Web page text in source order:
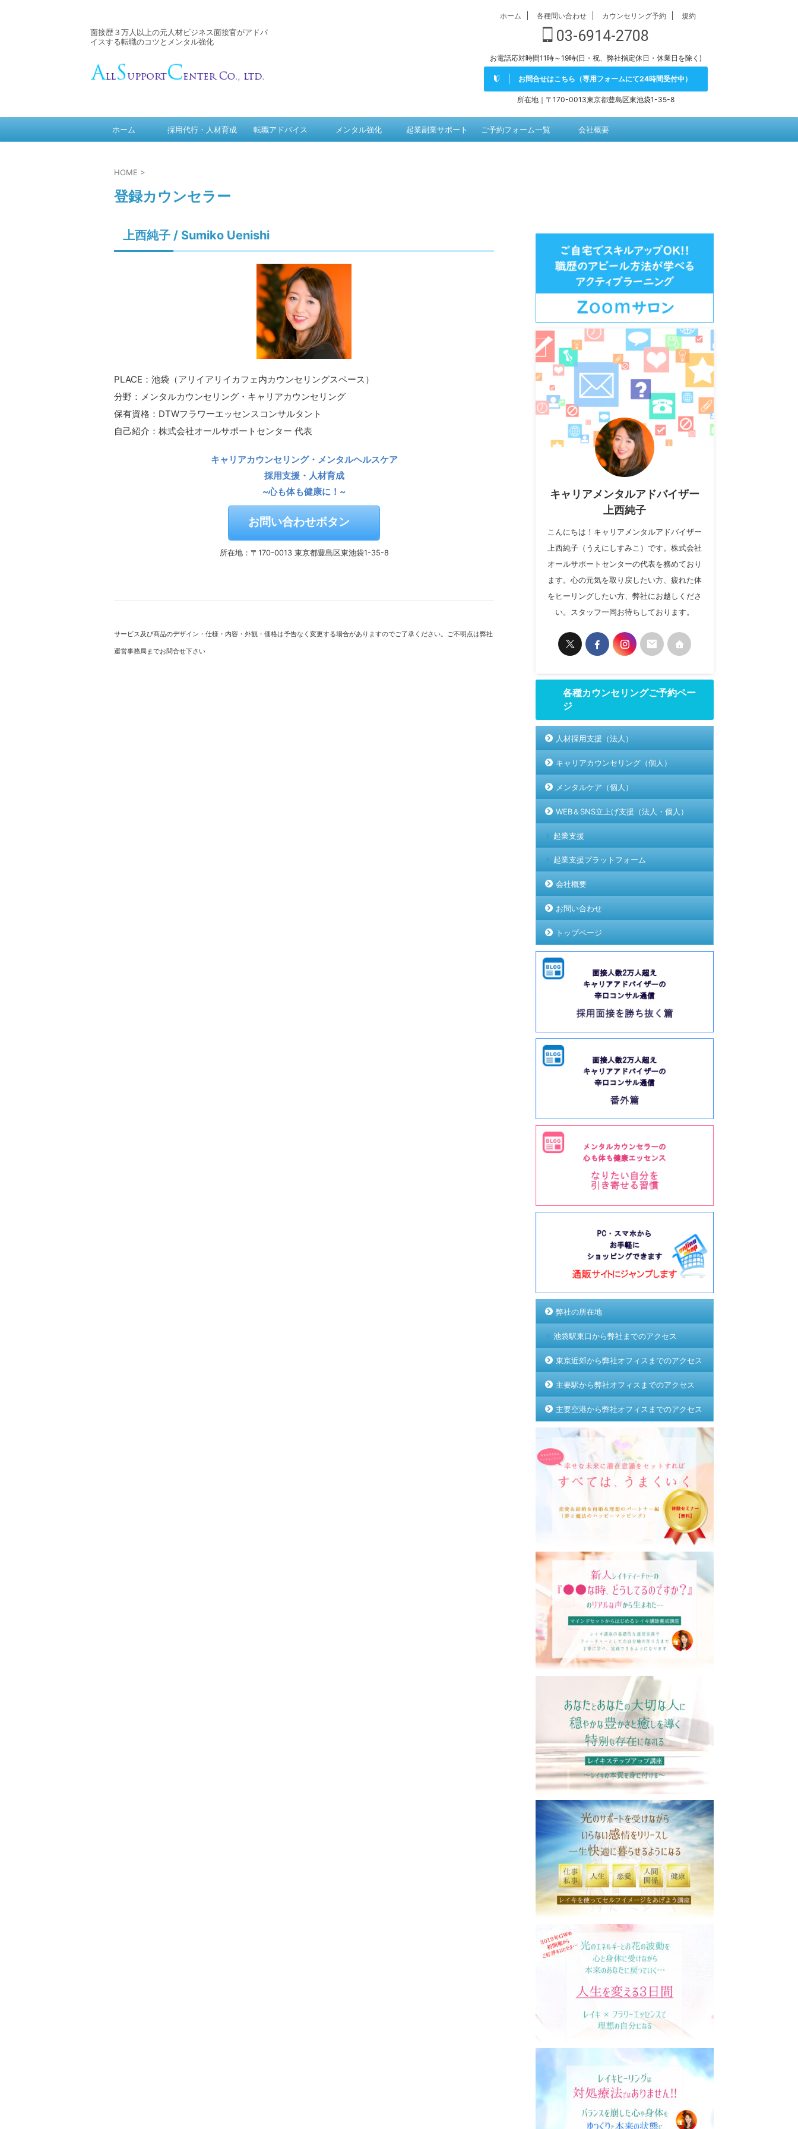
面接歴３万人以上の元人材ビジネス面接官がアドバ
イスする転職のコツとメンタル強化
ホーム 各種問い合わせ カウンセリング予約 規約
03-6914-2708
お電話応対時間11時～19時(日・祝、弊社指定休日・休業日を除く)
お問合せはこちら（専用フォームにて24時間受付中）
所在地｜〒170-0013東京都豊島区東池袋1-35-8
ホーム 採用代行・人材育成 転職アドバイス メンタル強化 起業副業サポート ご予約フォーム一覧 会社概要
HOME >
登録カウンセラー
上西純子 / Sumiko Uenishi
PLACE：池袋（アリイアリイカフェ内カウンセリングスペース）
分野：メンタルカウンセリング・キャリアカウンセリング
保有資格：DTWフラワーエッセンスコンサルタント
自己紹介：株式会社オールサポートセンター 代表
キャリアカウンセリング・メンタルヘルスケア
採用支援・人材育成
~心も体も健康に！~
お問い合わせボタン
所在地：〒170-0013 東京都豊島区東池袋1-35-8
サービス及び商品のデザイン・仕様・内容・外観・価格は予告なく変更する場合がありますのでご了承ください。ご不明点は弊社
運営事務局までお問合せ下さい
キャリアメンタルアドバイザー
上西純子
こんにちは！キャリアメンタルアドバイザー
上西純子（うえにしすみこ）です。株式会社
オールサポートセンターの代表を務めており
ます。心の元気を取り戻したい方、疲れた体
をヒーリングしたい方、弊社にお越しくださ
い。スタッフ一同お待ちしております。
各種カウンセリングご予約ペー
ジ
人材採用支援（法人）
キャリアカウンセリング（個人）
メンタルケア（個人）
WEB＆SNS立上げ支援（法人・個人）
起業支援
起業支援プラットフォーム
会社概要
お問い合わせ
トップページ
弊社の所在地
池袋駅東口から弊社までのアクセス
東京近郊から弊社オフィスまでのアクセス
主要駅から弊社オフィスまでのアクセス
主要空港から弊社オフィスまでのアクセス